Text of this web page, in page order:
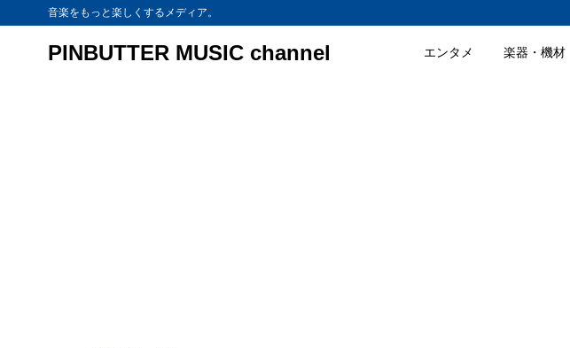
音楽をもっと楽しくするメディア。
PINBUTTER MUSIC channel エンタメ 楽器・機材